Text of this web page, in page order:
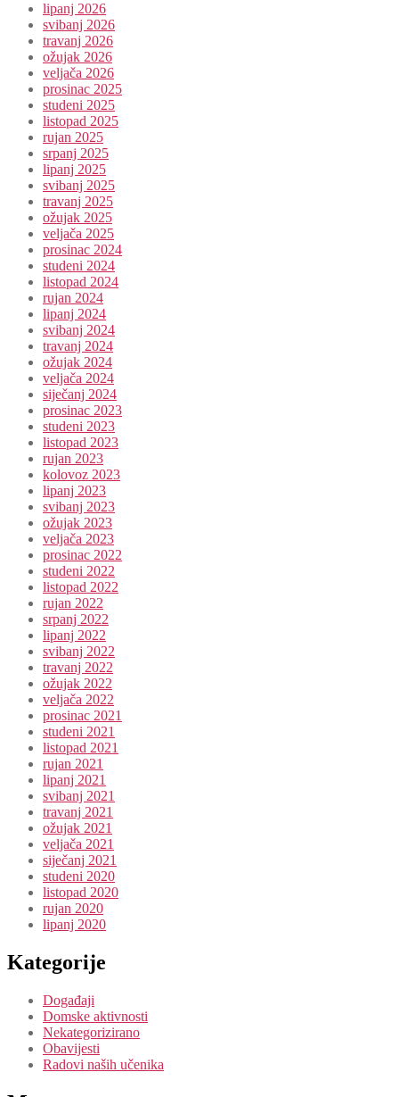
lipanj 2026
svibanj 2026
travanj 2026
ožujak 2026
veljača 2026
prosinac 2025
studeni 2025
listopad 2025
rujan 2025
srpanj 2025
lipanj 2025
svibanj 2025
travanj 2025
ožujak 2025
veljača 2025
prosinac 2024
studeni 2024
listopad 2024
rujan 2024
lipanj 2024
svibanj 2024
travanj 2024
ožujak 2024
veljača 2024
siječanj 2024
prosinac 2023
studeni 2023
listopad 2023
rujan 2023
kolovoz 2023
lipanj 2023
svibanj 2023
ožujak 2023
veljača 2023
prosinac 2022
studeni 2022
listopad 2022
rujan 2022
srpanj 2022
lipanj 2022
svibanj 2022
travanj 2022
ožujak 2022
veljača 2022
prosinac 2021
studeni 2021
listopad 2021
rujan 2021
lipanj 2021
svibanj 2021
travanj 2021
ožujak 2021
veljača 2021
siječanj 2021
studeni 2020
listopad 2020
rujan 2020
lipanj 2020
Kategorije
Događaji
Domske aktivnosti
Nekategorizirano
Obavijesti
Radovi naših učenika